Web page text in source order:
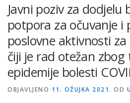
O NAMA CEHOVI
GALERIJA KONTAKT
Javni poziv za dodjelu
potpora za očuvanje i
poslovne aktivnosti
čiji je rad otežan zbog
epidemije bolesti
OBJAVLJENO 11. OŽUJKA 2021. OD